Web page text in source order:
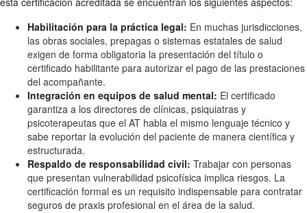
Habilitación para la práctica legal: En muchas jurisdicciones,
las obras sociales, prepagas o sistemas estatales de salud
exigen de forma obligatoria la presentación del título o
certificado habilitante para autorizar el pago de las prestaciones
del acompañante.
Integración en equipos de salud mental: El certificado
garantiza a los directores de clínicas, psiquiatras y
psicoterapeutas que el AT habla el mismo lenguaje técnico y
sabe reportar la evolución del paciente de manera científica y
estructurada.
Respaldo de responsabilidad civil: Trabajar con personas
que presentan vulnerabilidad psicofísica implica riesgos. La
certificación formal es un requisito indispensable para contratar
seguros de praxis profesional en el área de la salud.